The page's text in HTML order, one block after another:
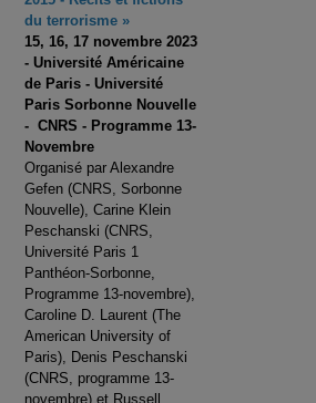
du terrorisme »
15, 16, 17 novembre 2023
- Université Américaine
de Paris - Université
Paris Sorbonne Nouvelle
- CNRS - Programme 13-
Novembre
Organisé par Alexandre
Gefen (CNRS, Sorbonne
Nouvelle), Carine Klein
Peschanski (CNRS,
Université Paris 1
Panthéon-Sorbonne,
Programme 13-novembre),
Caroline D. Laurent (The
American University of
Paris), Denis Peschanski
(CNRS, programme 13-
novembre) et Russell